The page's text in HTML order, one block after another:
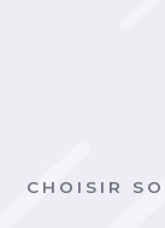
CHOISIR